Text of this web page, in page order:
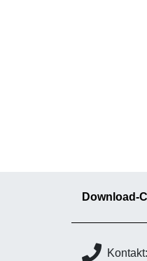
Download-